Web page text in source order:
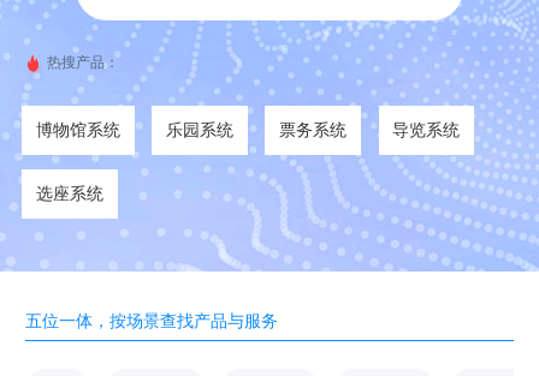
热搜产品：
博物馆系统 乐园系统 票务系统 导览系统
选座系统
五位一体，按场景查找产品与服务